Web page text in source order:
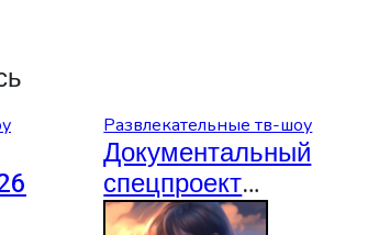
Развлекательные тв-шоу
Документальный
спецпроект
08.08.2026